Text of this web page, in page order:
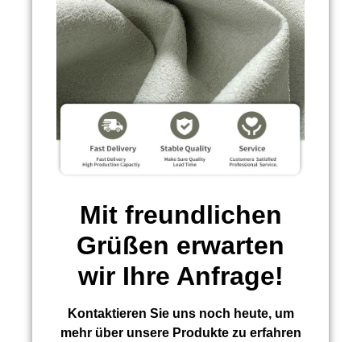
Mit freundlichen
Grüßen erwarten
wir Ihre Anfrage!
Kontaktieren Sie uns noch heute, um
mehr über unsere Produkte zu erfahren